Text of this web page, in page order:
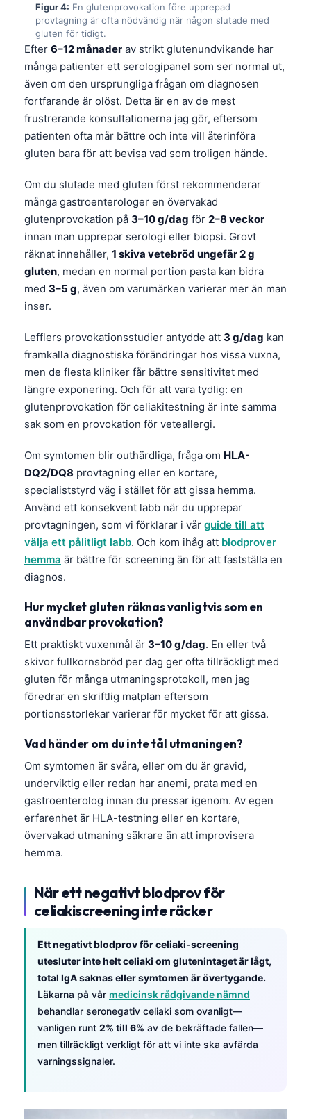
Figur 4: En glutenprovokation före upprepad
provtagning är ofta nödvändig när någon slutade med
gluten för tidigt.
Efter 6–12 månader av strikt glutenundvikande har
många patienter ett serologipanel som ser normal ut,
även om den ursprungliga frågan om diagnosen
fortfarande är olöst. Detta är en av de mest
frustrerande konsultationerna jag gör, eftersom
patienten ofta mår bättre och inte vill återinföra
gluten bara för att bevisa vad som troligen hände.
Om du slutade med gluten först rekommenderar
många gastroenterologer en övervakad
glutenprovokation på 3–10 g/dag för 2–8 veckor
innan man upprepar serologi eller biopsi. Grovt
räknat innehåller, 1 skiva vetebröd ungefär 2 g
gluten, medan en normal portion pasta kan bidra
med 3–5 g, även om varumärken varierar mer än man
inser.
Lefflers provokationsstudier antydde att 3 g/dag kan
framkalla diagnostiska förändringar hos vissa vuxna,
men de flesta kliniker får bättre sensitivitet med
längre exponering. Och för att vara tydlig: en
glutenprovokation för celiakitestning är inte samma
sak som en provokation för veteallergi.
Om symtomen blir outhärdliga, fråga om HLA-
DQ2/DQ8 provtagning eller en kortare,
specialiststyrd väg i stället för att gissa hemma.
Använd ett konsekvent labb när du upprepar
provtagningen, som vi förklarar i vår guide till att
välja ett pålitligt labb. Och kom ihåg att blodprover
hemma är bättre för screening än för att fastställa en
diagnos.
Hur mycket gluten räknas vanligtvis som en
användbar provokation?
Ett praktiskt vuxenmål är 3–10 g/dag. En eller två
skivor fullkornsbröd per dag ger ofta tillräckligt med
gluten för många utmaningsprotokoll, men jag
föredrar en skriftlig matplan eftersom
portionsstorlekar varierar för mycket för att gissa.
Vad händer om du inte tål utmaningen?
Om symtomen är svåra, eller om du är gravid,
underviktig eller redan har anemi, prata med en
gastroenterolog innan du pressar igenom. Av egen
erfarenhet är HLA-testning eller en kortare,
övervakad utmaning säkrare än att improvisera
hemma.
När ett negativt blodprov för
celiakiscreening inte räcker
Ett negativt blodprov för celiaki-screening
utesluter inte helt celiaki om glutenintaget är lågt,
total IgA saknas eller symtomen är övertygande.
Läkarna på vår medicinsk rådgivande nämnd
behandlar seronegativ celiaki som ovanligt—
vanligen runt 2% till 6% av de bekräftade fallen—
men tillräckligt verkligt för att vi inte ska avfärda
varningssignaler.